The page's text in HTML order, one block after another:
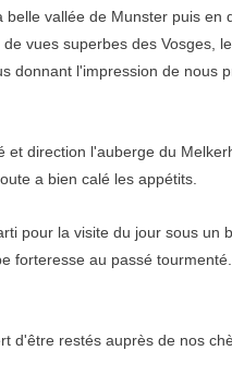
vallée de Munster puis en
vues superbes des Vosges,
donnant l'impression de nous
et direction l'auberge du
a bien calé les appétits.
pour la visite du jour sous un
forteresse au passé
d'être restés auprès de nos